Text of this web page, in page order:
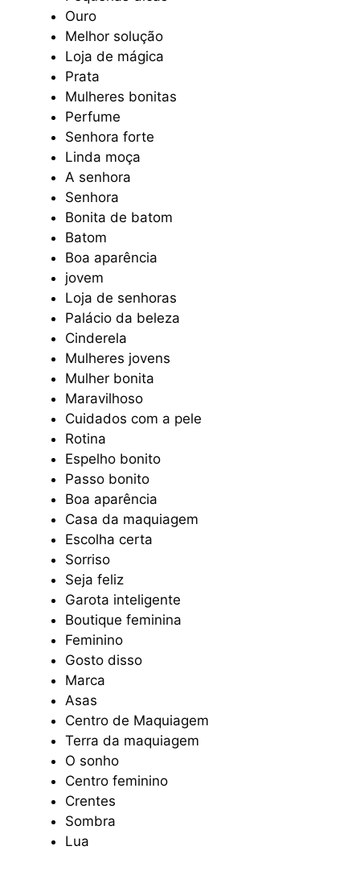
Ouro
Melhor solução
Loja de mágica
Prata
Mulheres bonitas
Perfume
Senhora forte
Linda moça
A senhora
Senhora
Bonita de batom
Batom
Boa aparência
jovem
Loja de senhoras
Palácio da beleza
Cinderela
Mulheres jovens
Mulher bonita
Maravilhoso
Cuidados com a pele
Rotina
Espelho bonito
Passo bonito
Boa aparência
Casa da maquiagem
Escolha certa
Sorriso
Seja feliz
Garota inteligente
Boutique feminina
Feminino
Gosto disso
Marca
Asas
Centro de Maquiagem
Terra da maquiagem
O sonho
Centro feminino
Crentes
Sombra
Lua